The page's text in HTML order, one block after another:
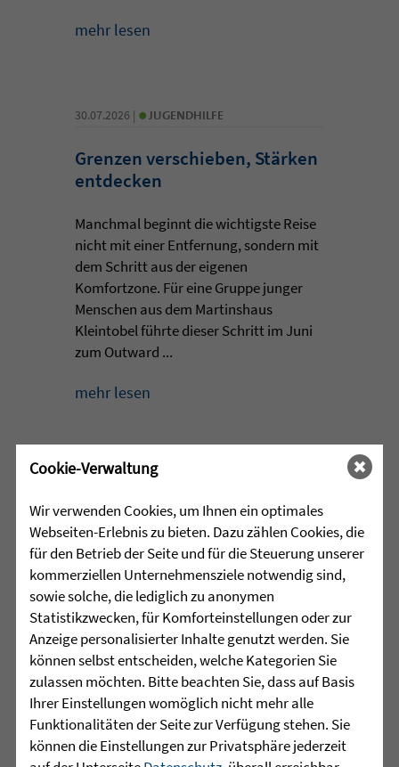
mehr lesen
30.07.2026 | • JUGENDHILFE
Grenzen verschieben, Stärken
entdecken
Manchmal beginnt die wichtigste Reise
nicht mit einer Entfernung, sondern mit
dem Schritt aus der eigenen
Komfortzone. Für eine Gruppe junger
Menschen aus dem Martinshaus
Kleintobel führte dieser Schritt im Juni
zum Outward ...
mehr lesen
30.07.2026 |•HÖR-SPRACHZENTRUM
Das Hafenkindle besucht die
August-Friedrich-Osswald-
Schule
Besonderen Besuch erhielten die
Grundschülerinnen und Grundschüler
der August-Friedrich-Osswald-Schule in
Friedrichshafen noch kurz vor den
Sommerferien: Das Hafenkindle schaute
persönlich bei ihnen ...
mehr lesen
Cookie-Verwaltung
Wir verwenden Cookies, um Ihnen ein optimales
Webseiten-Erlebnis zu bieten. Dazu zählen Cookies, die
für den Betrieb der Seite und für die Steuerung unserer
kommerziellen Unternehmensziele notwendig sind,
sowie solche, die lediglich zu anonymen
Statistikzwecken, für Komforteinstellungen oder zur
Anzeige personalisierter Inhalte genutzt werden. Sie
können selbst entscheiden, welche Kategorien Sie
zulassen möchten. Bitte beachten Sie, dass auf Basis
Ihrer Einstellungen womöglich nicht mehr alle
Funktionalitäten der Seite zur Verfügung stehen. Sie
können die Einstellungen zur Privatsphäre jederzeit